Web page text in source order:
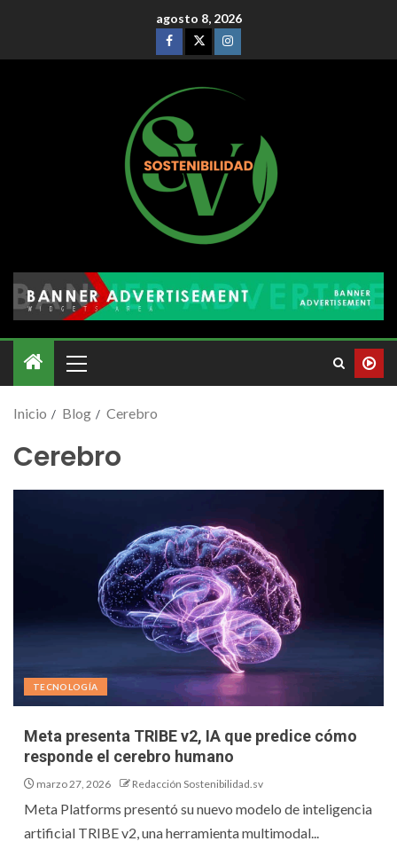
agosto 8, 2026
Inicio Blog Cerebro
Cerebro
TECNOLOGÍA
Meta presenta TRIBE v2, IA que predice cómo
responde el cerebro humano
marzo 27, 2026 Redacción Sostenibilidad.sv
Meta Platforms presentó su nuevo modelo de inteligencia
artificial TRIBE v2, una herramienta multimodal...